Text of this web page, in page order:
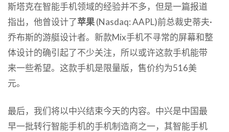
斯塔克在智能手机领域的经验并不多，但是一篇报道
指出，他曾设计了苹果(Nasdaq: AAPL)前总裁史蒂夫·
乔布斯的游艇设计者。新款Mix手机不寻常的屏幕和整
体设计的确引起了不少关注，所以或许这款手机能带
来一些希望。这款手机是限量版，售价约为516美
元。
最后，我们将以中兴结束今天的内容。中兴是中国最
早一批转行智能手机的手机制造商之一，其智能手机